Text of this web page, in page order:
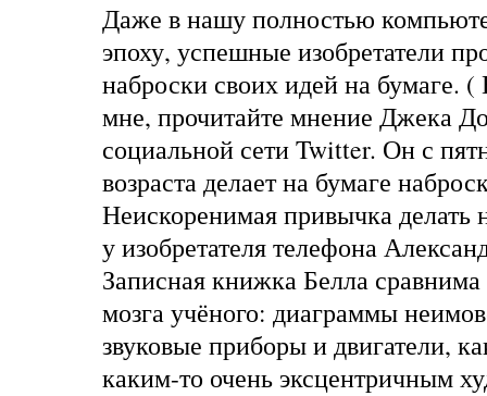
Даже в нашу полностью
эпоху, успешные изобретатели
наброски своих идей на бумаге.
мне, прочитайте мнение Джека
социальной сети Twitter. Он с
возраста делает на бумаге
Неискоренимая привычка делать
у изобретателя телефона
Записная книжка Белла сравнима
мозга учёного: диаграммы
звуковые приборы и двигатели,
каким-то очень эксцентричным